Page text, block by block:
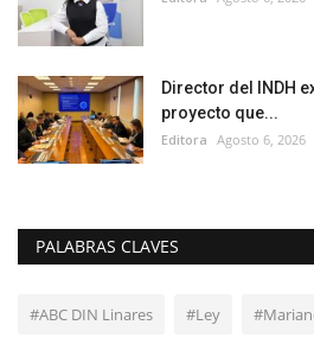
Director del INDH
proyecto que...
Editora Agosto 6, 2026
PALABRAS CLAVES
#ABC DIN Linares #Ley